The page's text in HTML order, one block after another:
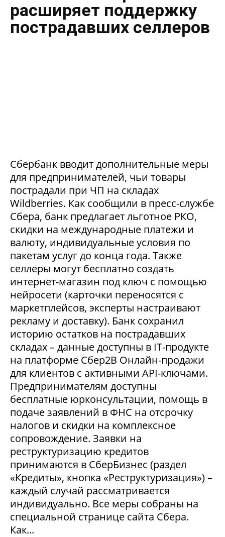
расширяет поддержку
пострадавших селлеров
Сбербанк вводит дополнительные меры
для предпринимателей, чьи товары
пострадали при ЧП на складах
Wildberries. Как сообщили в пресс-службе
Сбера, банк предлагает льготное РКО,
скидки на международные платежи и
валюту, индивидуальные условия по
пакетам услуг до конца года. Также
селлеры могут бесплатно создать
интернет-магазин под ключ с помощью
нейросети (карточки переносятся с
маркетплейсов, эксперты настраивают
рекламу и доставку). Банк сохранил
историю остатков на пострадавших
складах – данные доступны в IT-продукте
на платформе Сбер2В Онлайн-продажи
для клиентов с активными API-ключами.
Предпринимателям доступны
бесплатные юрконсультации, помощь в
подаче заявлений в ФНС на отсрочку
налогов и скидки на комплексное
сопровождение. Заявки на
реструктуризацию кредитов
принимаются в СберБизнес (раздел
«Кредиты», кнопка «Реструктуризация») –
каждый случай рассматривается
индивидуально. Все меры собраны на
специальной странице сайта Сбера.
Как...